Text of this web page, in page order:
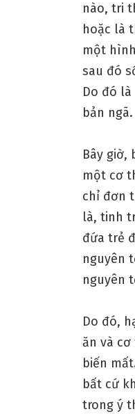
nào, tri
hoặc là
một
sau đó
Do đó
bản ngã.
Bây giờ,
một cơ
chỉ đơn
là, tinh
đứa trẻ
nguyên
nguyên
Do đó,
ăn và cơ
biến
bất cứ
trong ý